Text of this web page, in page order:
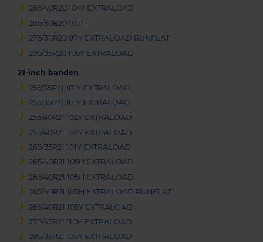
265/40R20 104Y EXTRALOAD
265/50R20 107H
275/30R20 97Y EXTRALOAD RUNFLAT
295/35R20 105Y EXTRALOAD
21-inch banden
255/35R21 101Y EXTRALOAD
255/35R21 101Y EXTRALOAD
255/40R21 102Y EXTRALOAD
255/40R21 102Y EXTRALOAD
265/35R21 101Y EXTRALOAD
265/40R21 105H EXTRALOAD
265/40R21 105H EXTRALOAD
265/40R21 105H EXTRALOAD RUNFLAT
265/40R21 105Y EXTRALOAD
275/45R21 110H EXTRALOAD
285/35R21 105Y EXTRALOAD